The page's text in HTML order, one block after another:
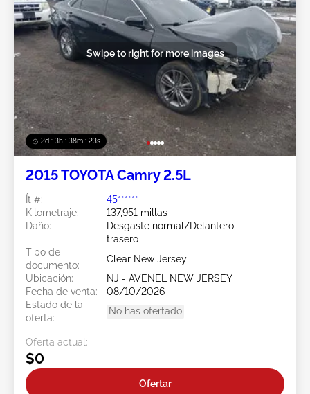
2d : 3h : 38m : 20s
Swipe to right for more images
2015 TOYOTA Camry 2.5L
Ít #:
45******
Kilometraje:
137,951 millas
Daño:
Desgaste normal/Delantero
trasero
Tipo de
documento:
Clear New Jersey
Ubicación:
NJ - AVENEL NEW JERSEY
Fecha de venta:
08/10/2026
Estado de la
oferta:
No has ofertado
Oferta actual:
$0
Ofertar